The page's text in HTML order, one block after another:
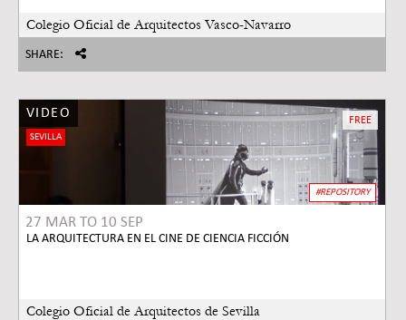
Colegio Oficial de Arquitectos Vasco-Navarro
SHARE:
VIDEO
SEVILLA
27 MAR TO 10 SEP
FREE
LA ARQUITECTURA EN EL CINE DE CIENCIA FICCIÓN
Colegio Oficial de Arquitectos de Sevilla
#REPOSITORY